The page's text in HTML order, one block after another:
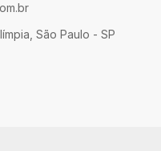
São Paulo - SP